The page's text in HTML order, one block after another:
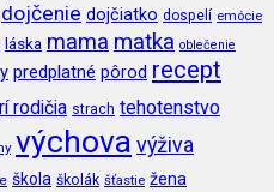
dojčenie dojčiatko dospelí emócie
láska mama matka oblečenie
predplatné pôrod recept
rodičia strach tehotenstvo
výchova výživa
škola školák šťastie žena